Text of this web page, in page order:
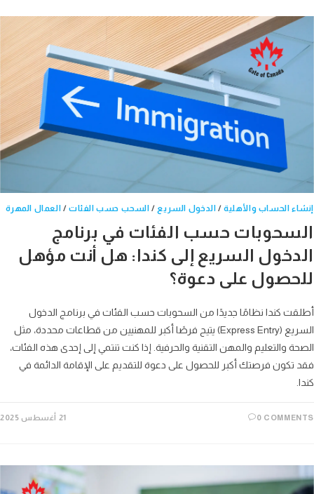
الحساب والأهلية/الدخول السريع/السحب حسب الفئات/العمال المهرة
حسب الفئات في برنامج
السريع إلى كندا: هل أنت مؤهل
على دعوة؟
كندا نظامًا جديدًا من السحوبات حسب الفئات في برنامج الدخول
السريع (Express Entry) يتيح فرصًا أكبر للمهنيين من قطاعات محددة، مثل
والتعليم والمهن التقنية والحرفية. إذا كنت تنتمي إلى إحدى هذه الفئات،
تكون فرصتك أكبر للحصول على دعوة للتقديم على الإقامة الدائمة في
0